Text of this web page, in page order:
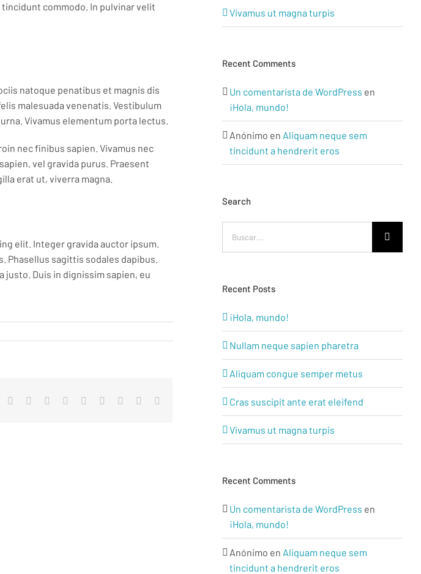
commodo. In pulvinar velit
natoque penatibus et magnis dis
malesuada venenatis. Vestibulum
Vivamus elementum porta lectus.
nec finibus sapien. Vivamus nec
vel gravida purus. Praesent
erat ut, viverra magna.
elit. Integer gravida auctor ipsum.
Phasellus sagittis sodales dapibus.
Duis in dignissim sapien, eu
facebook
twitter linkedinreddit whatsapp
tumblr pinterest
Vivamus ut magna turpis
Recent Comments
Un comentarista de WordPress en
¡Hola, mundo!
Anónimo en Aliquam neque sem
tincidunt a hendrerit eros
Search
Recent Posts
¡Hola, mundo!
Nullam neque sapien pharetra
Aliquam congue semper metus
Cras suscipit ante erat eleifend
Vivamus ut magna turpis
Recent Comments
Un comentarista de WordPress en
¡Hola, mundo!
Anónimo en Aliquam neque sem
tincidunt a hendrerit eros